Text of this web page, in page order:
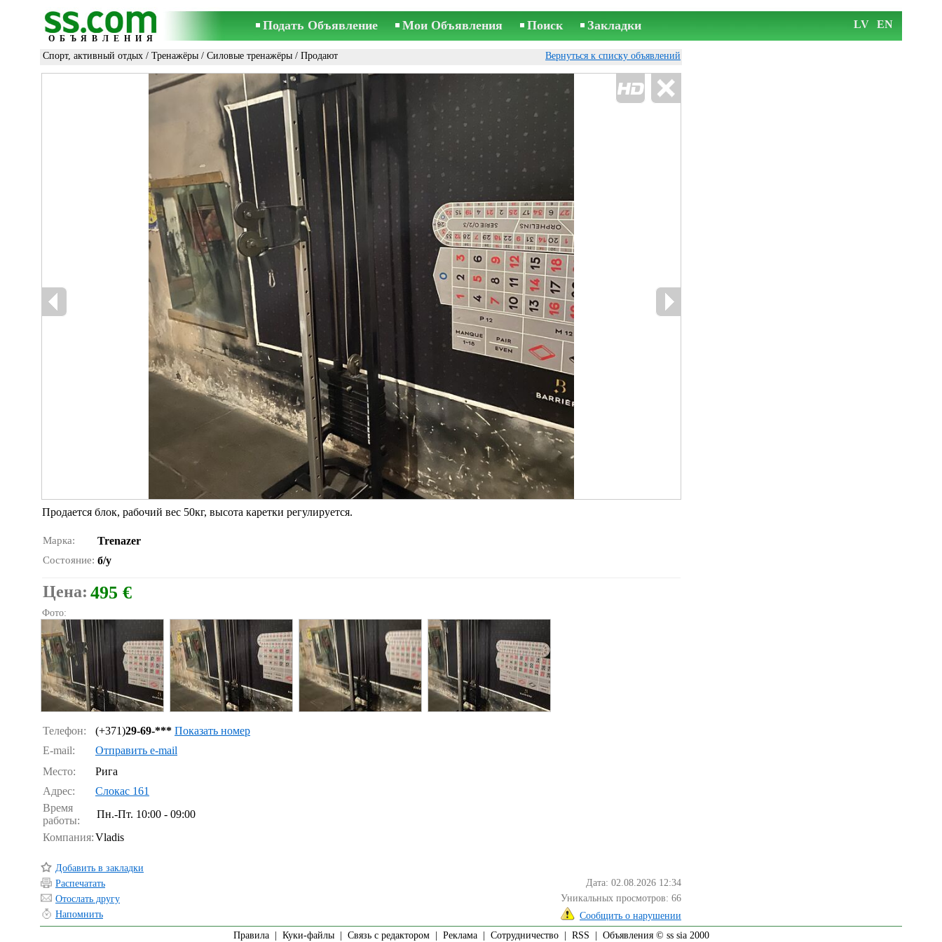
ОБЪЯВЛЕНИЯ
Подать Объявление Мои Объявления Поиск Закладки LV EN
Спорт, активный отдых / Тренажёры / Силовые тренажёры / Продают Вернуться к списку объявлений
Продается блок, рабочий вес 50кг, высота каретки регулируется.
Марка: Trenazer
Состояние: б/у
Цена: 495 €
Фото:
Телефон: (+371)29-69-*** Показать номер
E-mail:
Отправить e-mail
Место:
Рига
Адрес:
Cлокас 161
Время
работы:
Пн.-Пт. 10:00 - 09:00
Компания:Vladis
Добавить в закладки
Распечатать
Дата: 02.08.2026 12:34
Отослать другу
Уникальных просмотров: 66
Напомнить
Сообщить о нарушении
Правила| Куки-файлы| Связь с редактором| Реклама| Сотрудничество| RSS | Объявления © ss sia 2000